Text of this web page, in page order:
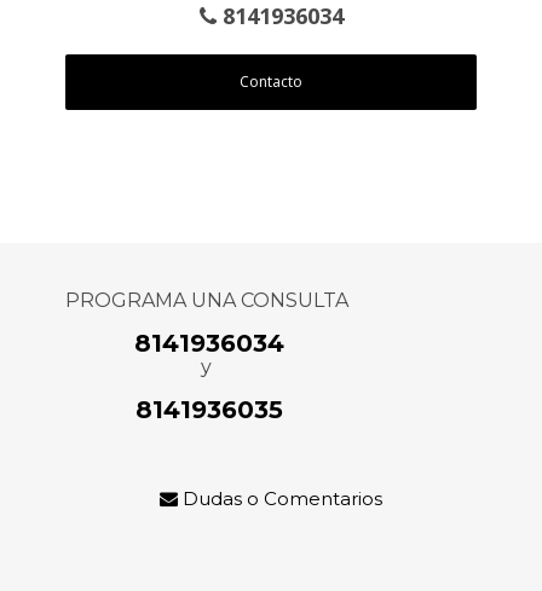
8141936034
Contacto
PROGRAMA UNA CONSULTA
8141936034
y
8141936035
Dudas o Comentarios